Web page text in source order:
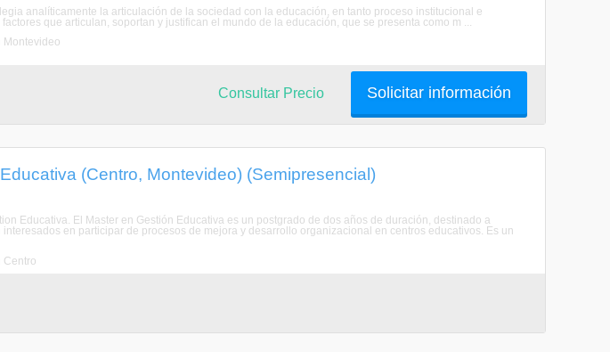
analíticamente la articulación de la sociedad con la educación, en tanto proceso institucional e
que articulan, soportan y justifican el mundo de la educación, que se presenta como m ...
Montevideo
Solicitar información
Consultar Precio
(Centro, Montevideo) (Semipresencial)
Educativa. El Master en Gestión Educativa es un postgrado de dos años de duración, destinado a
en participar de procesos de mejora y desarrollo organizacional en centros educativos. Es un
Centro